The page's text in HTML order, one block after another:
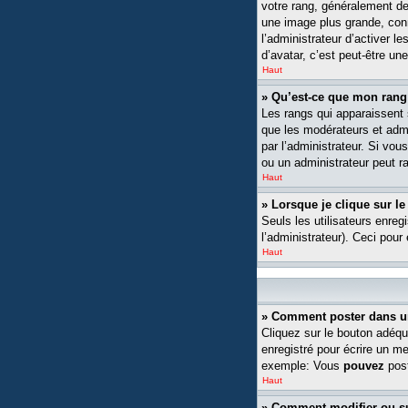
votre rang, généralement
une image plus grande,
l’administrateur d’activer
d’avatar, c’est peut-être
Haut
» Qu’est-ce que mon
Les rangs qui
que les modérateurs et
par l’administrateur. Si
ou un administrateur peut
Haut
» Lorsque je clique sur
Seuls les utilisateurs
l’administrateur). Ceci
Haut
» Comment poster dans
Cliquez sur le bouton
enregistré pour écrire un
exemple: Vous pouvez
Haut